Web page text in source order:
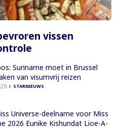
vissen
Suriname moet in Brussel
van visumvrij reizen
STARNIEUWS
Universe-deelname voor Miss
2026 Eunike Kishundat Lioe-A-